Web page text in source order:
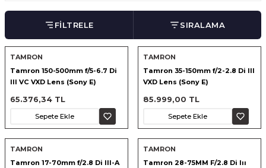
Setleri
FİLTRELE SIRALAMA
TAMRON
Tamron 150-500mm f/5-6.7 Di
III VC VXD Lens (Sony E)
65.376,34 TL
Sepete Ekle
TAMRON
Tamron 35-150mm f/2-2.8 Di III
VXD Lens (Sony E)
85.999,00 TL
Sepete Ekle
TAMRON
Tamron 17-70mm f/2.8 Di III-A
TAMRON
Tamron 28-75MM F/2.8 Di Iıı